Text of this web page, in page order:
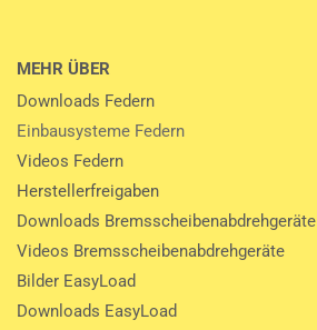
MEHR ÜBER
Downloads Federn
Einbausysteme Federn
Videos Federn
Herstellerfreigaben
Downloads Bremsscheibenabdrehgeräte
Videos Bremsscheibenabdrehgeräte
Bilder EasyLoad
Downloads EasyLoad